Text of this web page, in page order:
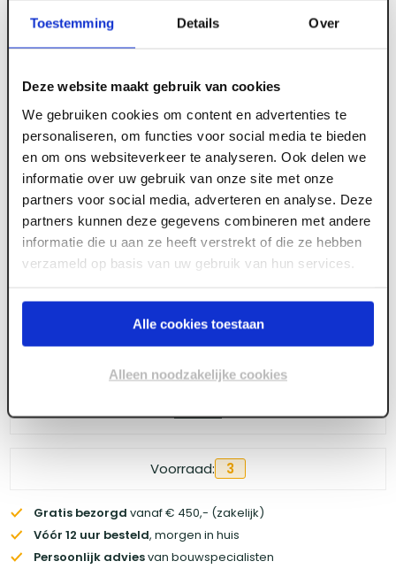
Toestemming Details Over
Deze website maakt gebruik van cookies
We gebruiken cookies om content en advertenties te
personaliseren, om functies voor social media te bieden
en om ons websiteverkeer te analyseren. Ook delen we
informatie over uw gebruik van onze site met onze
partners voor social media, adverteren en analyse. Deze
partners kunnen deze gegevens combineren met andere
informatie die u aan ze heeft verstrekt of die ze hebben
verzameld op basis van uw gebruik van hun services.
Alle cookies toestaan
Alleen noodzakelijke cookies
Bostik Primer Grip A500 Multi blauw emmer 5
kg t.b.v. Muro wandpanelen
Meld je aan of maak een account aan om toegang
te krijgen tot de prijzen.
Log in voor prijzen
account
Voorraad: 3
Gratis bezorgd vanaf € 450,- (zakelijk)
Vóór 12 uur besteld, morgen in huis
Persoonlijk adviesvan bouwspecialisten